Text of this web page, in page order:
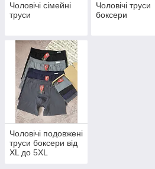
Чоловічі сімейні
труси
Чоловічі труси
боксери
Чоловічі подовжені
труси боксери від
XL до 5XL